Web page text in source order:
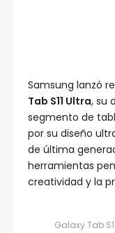
Samsung lanzó
Tab S11 Ultra, su
segmento de
por su diseño
de última
herramientas
creatividad y la
Galaxy Tab